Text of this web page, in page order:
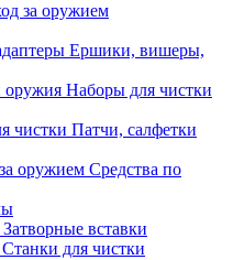
за оружием
Ершики, вишеры,
Наборы для чистки
Патчи, салфетки
Средства по
Затворные вставки
Станки для чистки